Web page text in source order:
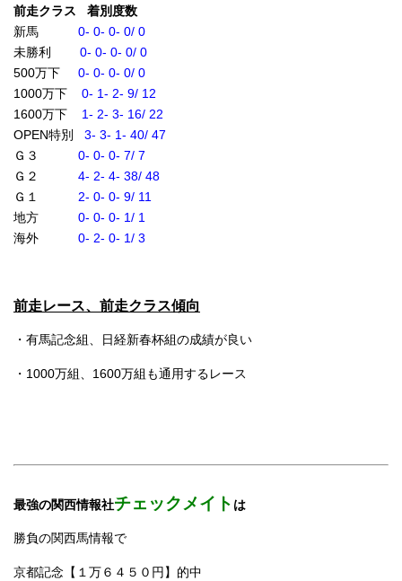
前走クラス 着別度数
新馬 0- 0- 0- 0/ 0
未勝利 0- 0- 0- 0/ 0
500万下 0- 0- 0- 0/ 0
1000万下 0- 1- 2- 9/ 12
1600万下 1- 2- 3- 16/ 22
OPEN特別 3- 3- 1- 40/ 47
Ｇ３ 0- 0- 0- 7/ 7
Ｇ２ 4- 2- 4- 38/ 48
Ｇ１ 2- 0- 0- 9/ 11
地方 0- 0- 0- 1/ 1
海外 0- 2- 0- 1/ 3
前走レース、前走クラス傾向
・有馬記念組、日経新春杯組の成績が良い
・1000万組、1600万組も通用するレース
最強の関西情報社チェックメイト は
勝負の関西馬情報で
京都記念【１万６４５０円】的中